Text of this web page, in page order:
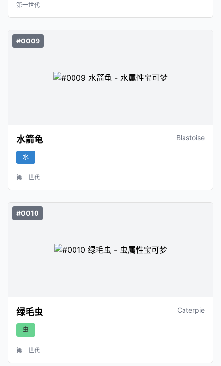
第一世代
#0009
水箭龟 Blastoise
水
第一世代
#0010
绿毛虫 Caterpie
虫
第一世代